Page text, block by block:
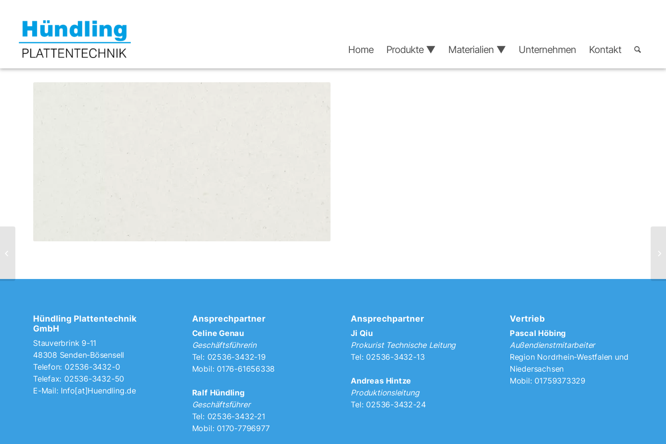
Home Produkte ▼ Materialien ▼ Unternehmen Kontakt
Hündling Plattentechnik
GmbH
Stauverbrink 9-11
48308 Senden-Bösensell
Telefon: 02536-3432-0
Telefax: 02536-3432-50
E-Mail: Info[at]Huendling.de
Ansprechpartner
Celine Genau
Geschäftsführerin
Tel: 02536-3432-19
Mobil: 0176-61656338
Ralf Hündling
Geschäftsführer
Tel: 02536-3432-21
Mobil: 0170-7796977
Ansprechpartner
Ji Qiu
Prokurist Technische Leitung
Tel: 02536-3432-13
Andreas Hintze
Produktionsleitung
Tel: 02536-3432-24
Vertrieb
Pascal Höbing
Außendienstmitarbeiter
Region Nordrhein-Westfalen und
Niedersachsen
Mobil: 01759373329